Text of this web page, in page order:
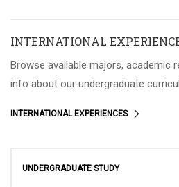
INTERNATIONAL
Browse available majors, academic
info about our undergraduate
INTERNATIONAL EXPERIENCES
UNDERGRADUATE STUDY